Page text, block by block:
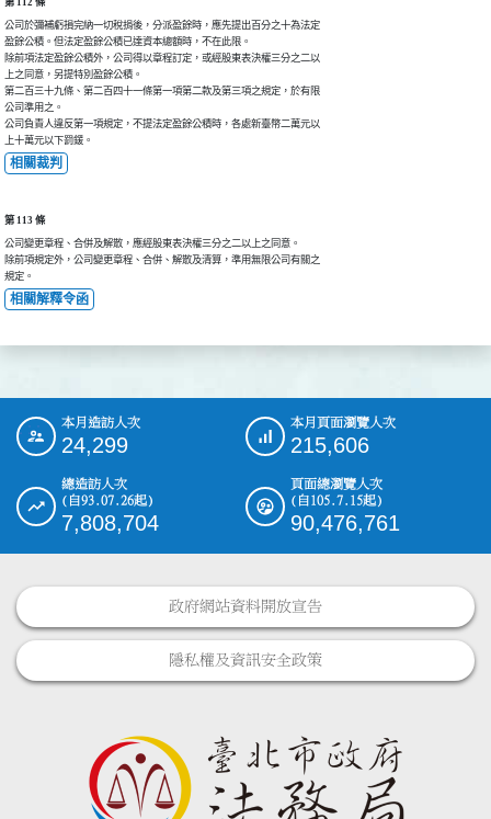
公司於彌補虧損完納一切稅捐後，分派盈餘時，應先提出百分之十為法定
盈餘公積。但法定盈餘公積已達資本總額時，不在此限。
除前項法定盈餘公積外，公司得以章程訂定，或經股東表決權三分之二以
上之同意，另提特別盈餘公積。
第二百三十九條、第二百四十一條第一項第二款及第三項之規定，於有限
公司準用之。
公司負責人違反第一項規定，不提法定盈餘公積時，各處新臺幣二萬元以
上十萬元以下罰鍰。
相關裁判
第 113 條
公司變更章程、合併及解散，應經股東表決權三分之二以上之同意。
除前項規定外，公司變更章程、合併、解散及清算，準用無限公司有關之
規定。
相關解釋令函
::: 本月造訪人次
24,299
本月頁面瀏覽人次
215,606
總造訪人次
(自93.07.26起)
7,808,704
頁面總瀏覽人次
(自105.7.15起)
90,476,761
政府網站資料開放宣告
隱私權及資訊安全政策